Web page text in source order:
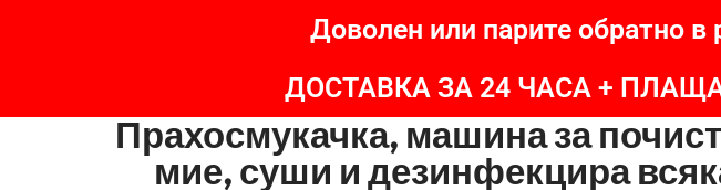
Доволен или парите обратно в
ДОСТАВКА ЗА 24 ЧАСА +
Прахосмукачка, машина за
мие, суши и дезинфекцира